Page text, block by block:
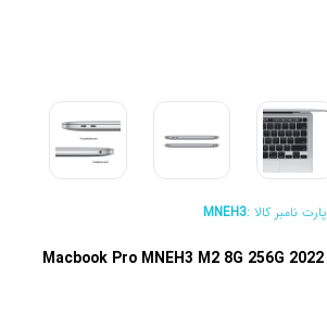
پارت نامبر کالا :MNEH3
مک بوک پرو 13.3اینچ Macbook Pro MNEH3 M2 8G 256G 2022